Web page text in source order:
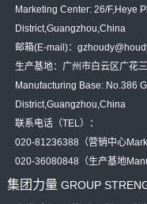
Marketing Center: 26/F,Heye
District,Guangzhou,China
邮箱(E-mail)：
生产基地：广州市白云区广花
Manufacturing Base: No.386
District,Guangzhou,China
联系电话（TEL）：
020-81236388（营销中心
020-36080848（生产基地
集团力量 GROUP